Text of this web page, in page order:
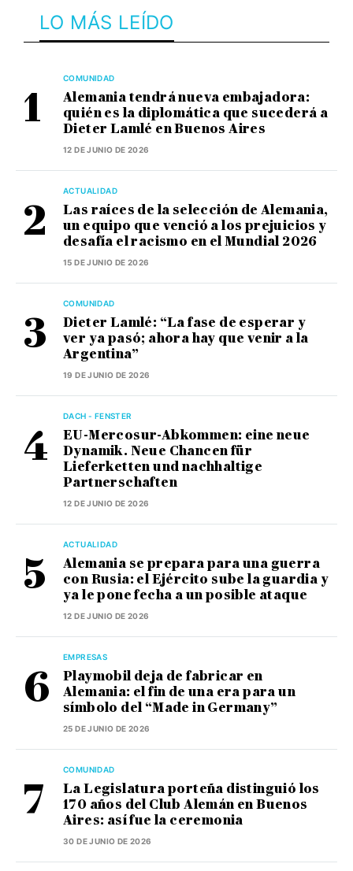
LO MÁS LEÍDO
COMUNIDAD
Alemania tendrá nueva embajadora:
quién es la diplomática que sucederá a
Dieter Lamlé en Buenos Aires
12 DE JUNIO DE 2026
ACTUALIDAD
Las raíces de la selección de Alemania,
un equipo que venció a los prejuicios y
desafía el racismo en el Mundial 2026
15 DE JUNIO DE 2026
COMUNIDAD
Dieter Lamlé: “La fase de esperar y
ver ya pasó; ahora hay que venir a la
Argentina”
19 DE JUNIO DE 2026
DACH - FENSTER
EU-Mercosur-Abkommen: eine neue
Dynamik. Neue Chancen für
Lieferketten und nachhaltige
Partnerschaften
12 DE JUNIO DE 2026
ACTUALIDAD
Alemania se prepara para una guerra
con Rusia: el Ejército sube la guardia y
ya le pone fecha a un posible ataque
12 DE JUNIO DE 2026
EMPRESAS
Playmobil deja de fabricar en
Alemania: el fin de una era para un
símbolo del “Made in Germany”
25 DE JUNIO DE 2026
COMUNIDAD
La Legislatura porteña distinguió los
170 años del Club Alemán en Buenos
Aires: así fue la ceremonia
30 DE JUNIO DE 2026